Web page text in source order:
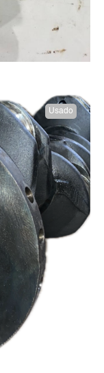
Usado